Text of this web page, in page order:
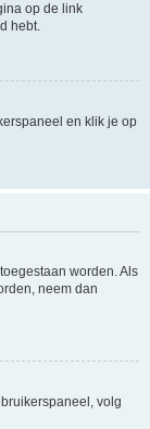
op de link
hebt.
en klik je op
worden. Als
neem dan
volg